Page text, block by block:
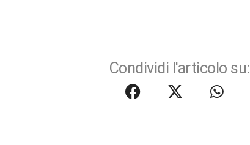
Condividi l'articolo su: